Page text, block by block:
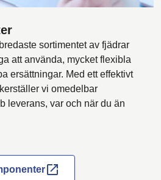
sortimentet av fjädrar
att använda, mycket flexibla
ersättningar. Med ett effektivt
vi omedelbar
leverans, var och när du än
i en ny flik